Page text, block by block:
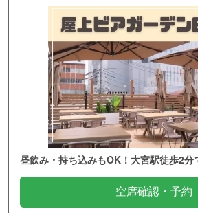
昼飲み・持ち込みもOK！大宮駅徒歩2分
空席確認・予約